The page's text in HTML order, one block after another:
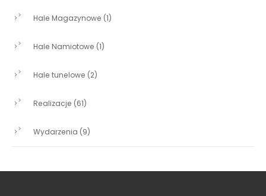
Hale Magazynowe (1)
Hale Namiotowe (1)
Hale tunelowe (2)
Realizacje (61)
Wydarzenia (9)